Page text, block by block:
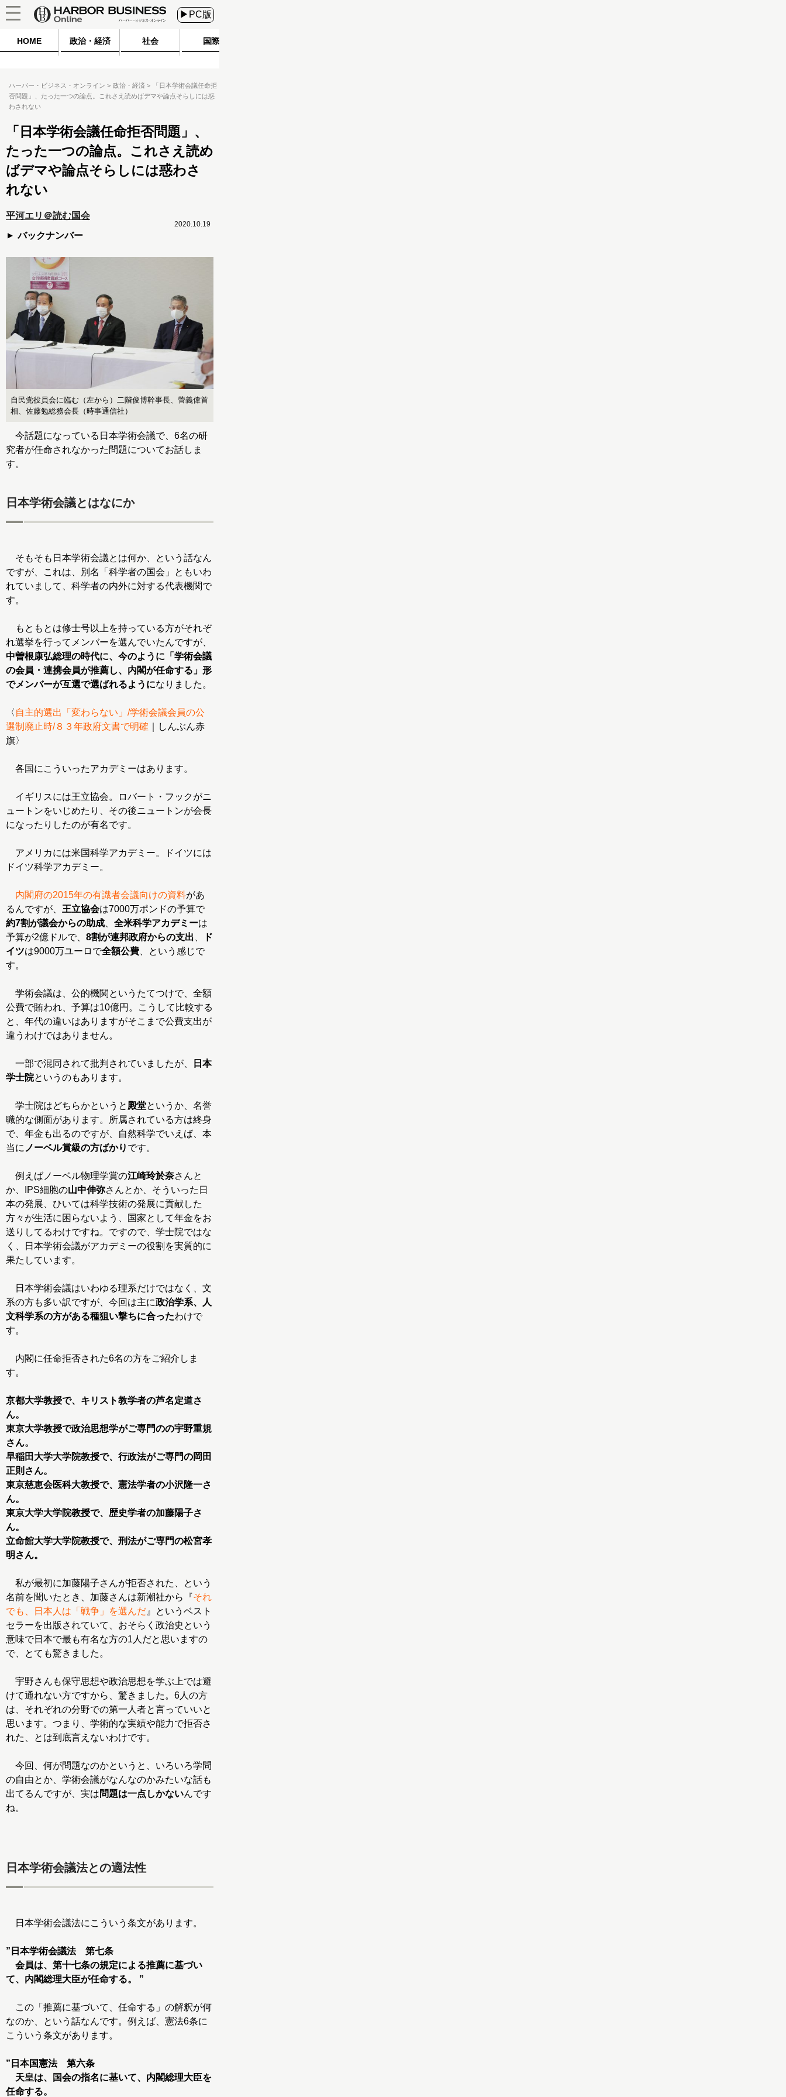
▶PC版
HOME 政治・経済 社会 国際
ハーバー・ビジネス・オンライン 政治・経済
「日本学術会議任命拒
否問題」、たった一つの論点。これさえ読めばデマや論点そらしには惑
わされない
「日本学術会議任命拒否問題」、
たった一つの論点。これさえ読め
ばデマや論点そらしには惑わさ
れない
平河エリ＠読む国会
バックナンバー
2020.10.19
自民党役員会に臨む（左から）二階俊博幹事長、菅義偉首
相、佐藤勉総務会長（時事通信社）
今話題になっている日本学術会議で、6名の研
究者が任命されなかった問題についてお話しま
す。
日本学術会議とはなにか
そもそも日本学術会議とは何か、という話なん
ですが、これは、別名「科学者の国会」ともいわ
れていまして、科学者の内外に対する代表機関で
す。
もともとは修士号以上を持っている方がそれぞ
れ選挙を行ってメンバーを選んでいたんですが、
中曽根康弘総理の時代に、今のように「学術会議
の会員・連携会員が推薦し、内閣が任命する」形
でメンバーが互選で選ばれるようになりました。
〈 自主的選出「変わらない」/学術会議会員の公
選制廃止時/８３年政府文書で明確 ｜しんぶん赤
旗〉
各国にこういったアカデミーはあります。
イギリスには王立協会。ロバート・フックがニ
ュートンをいじめたり、その後ニュートンが会長
になったりしたのが有名です。
アメリカには米国科学アカデミー。ドイツには
ドイツ科学アカデミー。
内閣府の2015年の有識者会議向けの資料があ
るんですが、 王立協会は7000万ポンドの予算で
約7割が議会からの助成
全米科学アカデミーは
予算が2億ドルで、 8割が連邦政府からの支出
ド
イツは9000万ユーロで全額公費 、という感じで
す。
学術会議は、公的機関というたてつけで、全額
公費で賄われ、予算は10億円。こうして比較する
と、年代の違いはありますがそこまで公費支出が
違うわけではありません。
一部で混同されて批判されていましたが、
日本
学士院というのもあります。
学士院はどちらかというと 殿堂というか、名誉
職的な側面があります。所属されている方は終身
で、年金も出るのですが、自然科学でいえば、本
当に ノーベル賞級の方ばかり です。
例えばノーベル物理学賞の江崎玲於奈さんと
か、IPS細胞の山中伸弥さんとか、そういった日
本の発展、ひいては科学技術の発展に貢献した
方々が生活に困らないよう、国家として年金をお
送りしてるわけですね。ですので、学士院ではな
く、日本学術会議がアカデミーの役割を実質的に
果たしています。
日本学術会議はいわゆる理系だけではなく、文
系の方も多い訳ですが、今回は主に政治学系、人
文科学系の方がある種狙い撃ちに合ったわけで
す。
内閣に任命拒否された6名の方をご紹介しま
す。
京都大学教授で、キリスト教学者の芦名定道さ
ん。
東京大学教授で政治思想学がご専門のの宇野重規
さん。
早稲田大学大学院教授で、行政法がご専門の岡田
正則さん。
東京慈恵会医科大教授で、憲法学者の小沢隆一さ
ん。
東京大学大学院教授で、歴史学者の加藤陽子さ
ん。
立命館大学大学院教授で、刑法がご専門の松宮孝
明さん。
私が最初に加藤陽子さんが拒否された、という
名前を聞いたとき、加藤さんは新潮社から『それ
でも、日本人は「戦争」を選んだ 』というベスト
セラーを出版されていて、おそらく政治史という
意味で日本で最も有名な方の1人だと思いますの
で、とても驚きました。
宇野さんも保守思想や政治思想を学ぶ上では避
けて通れない方ですから、驚きました。6人の方
は、それぞれの分野での第一人者と言っていいと
思います。つまり、学術的な実績や能力で拒否さ
れた、とは到底言えないわけです。
今回、何が問題なのかというと、いろいろ学問
の自由とか、学術会議がなんなのかみたいな話も
出てるんですが、実は問題は一点しかないんです
ね。
日本学術会議法との適法性
日本学術会議法にこういう条文があります。
”日本学術会議法 第七条
会員は、第十七条の規定による推薦に基づい
て、内閣総理大臣が任命する。 ”
この「推薦に基づいて、任命する」の解釈が何
なのか、という話なんです。例えば、憲法6条に
こういう条文があります。
”日本国憲法 第六条
天皇は、国会の指名に基いて、内閣総理大臣を
任命する。